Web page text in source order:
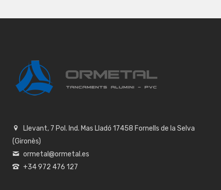
Llevant, 7 Pol. Ind. Mas Lladó 17458 Fornells de la Selva
(Gironès)
ormetal@ormetal.es
+34 972 476 127